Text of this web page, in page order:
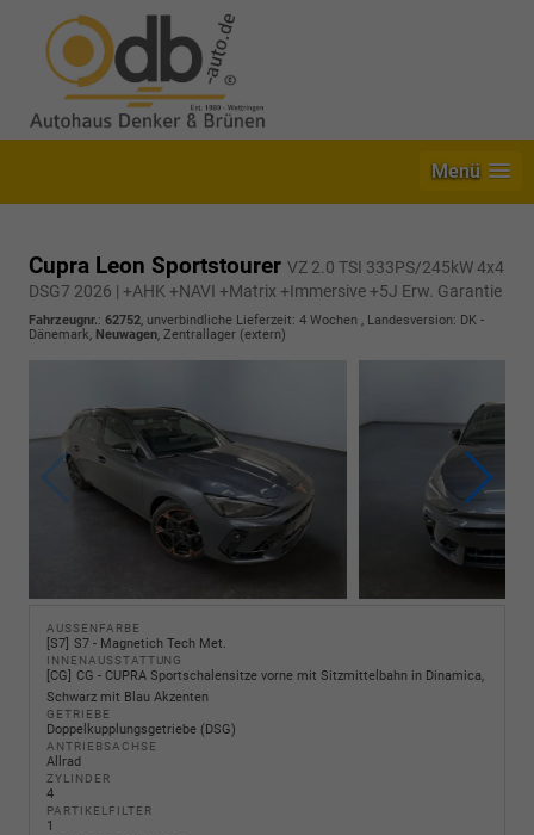
Menü
Cupra Leon Sportstourer VZ 2.0 TSI 333PS/245kW 4x4
DSG7 2026 | +AHK +NAVI +Matrix +Immersive +5J Erw. Garantie
Fahrzeugnr.: 62752, unverbindliche Lieferzeit: 4 Wochen , Landesversion: DK -
Dänemark, Neuwagen, Zentrallager (extern)
AUSSENFARBE
S7 S7 - Magnetich Tech Met.
INNENAUSSTATTUNG
CG
CG - CUPRA Sportschalensitze vorne mit Sitzmittelbahn in Dinamica,
Schwarz mit Blau Akzenten
GETRIEBE
Doppelkupplungsgetriebe (DSG)
ANTRIEBSACHSE
Allrad
ZYLINDER
4
PARTIKELFILTER
1